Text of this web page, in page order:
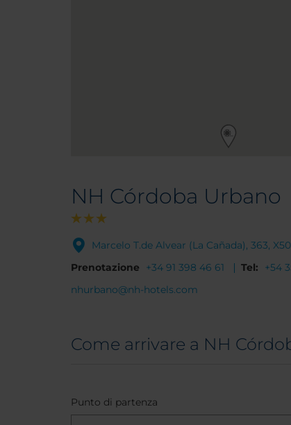
NH Córdoba Urbano
Marcelo T.de Alvear (La Cañada), 363,
Prenotazione
+34 91 398 46 61 Tel:
+54
nhurbano@nh-hotels.com
Come arrivare a NH
Punto di partenza